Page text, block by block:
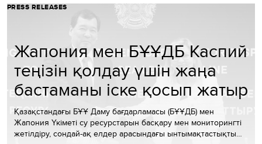
PRESS RELEASES
Жапония мен БҰҰДБ Каспий
теңізін қолдау үшін жаңа
бастаманы іске қосып жатыр
Қазақстандағы БҰҰ Даму бағдарламасы (БҰҰДБ) мен
Жапония Үкіметі су ресурстарын басқару мен мониторингті
жетілдіру, сондай-ақ елдер арасындағы ынтымақтастықты…